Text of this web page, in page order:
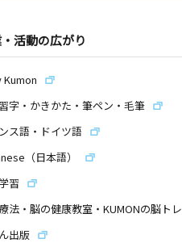
活動の広がり
Kumon
字・かきかた・筆ペン・毛筆
ス語・ドイツ語
（日本語）
習
法・脳の健康教室・KUMONの脳トレ
出版